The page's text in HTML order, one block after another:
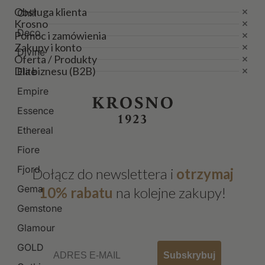
Chill
Deco
Divine
Elite
Empire
Essence
Ethereal
Fiore
Fjord
Gema
Gemstone
Glamour
GOLD
Obsługa klienta
Krosno
Pomoc i zamówienia
Zakupy i konto
Oferta / Produkty
Dla biznesu (B2B)
Dołącz do newslettera i otrzymaj
10% rabatu na kolejne zakupy!
Subskrybuj